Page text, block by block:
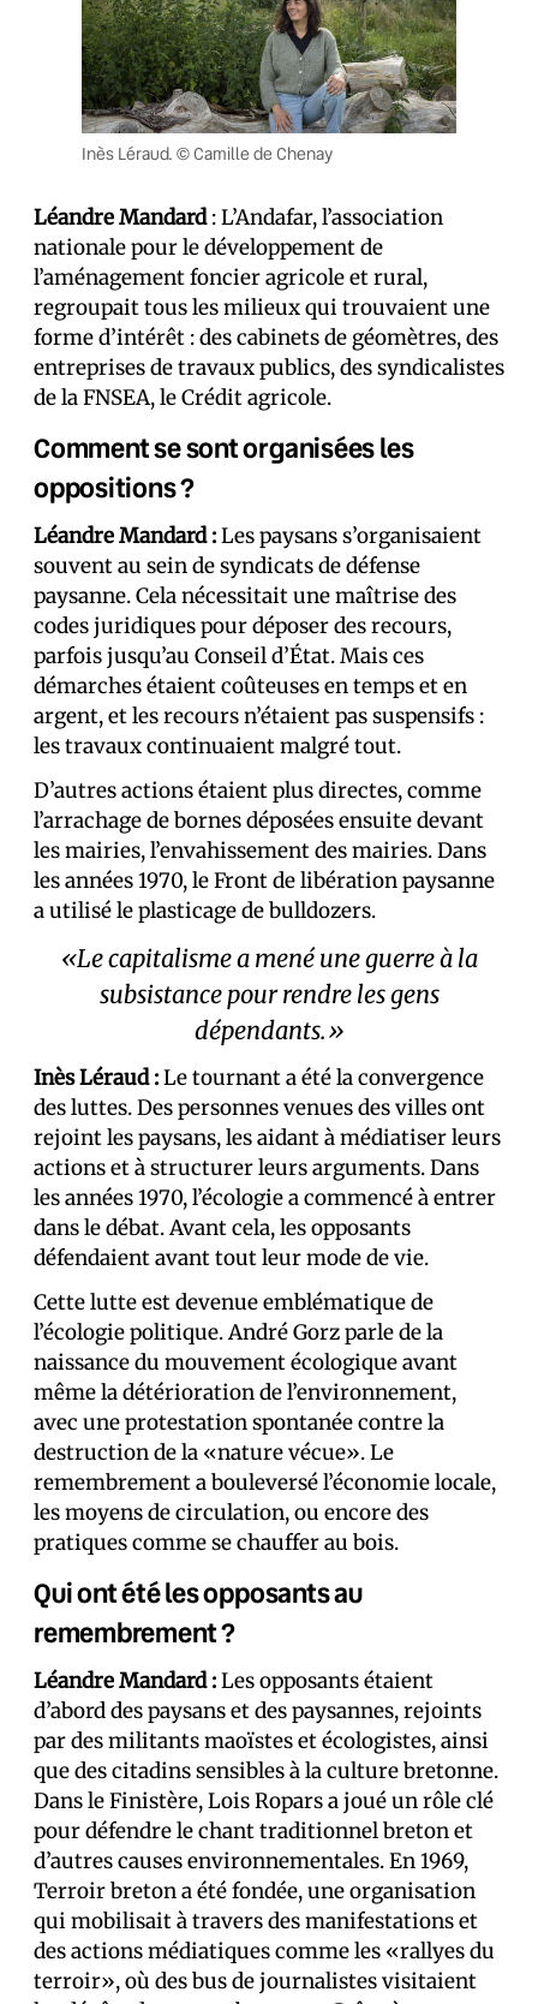
Inès Léraud. © Camille de Chenay
Léandre Mandard: L’Andafar, l’association
nationale pour le développement de
l’aménagement foncier agricole et rural,
regroupait tous les milieux qui trouvaient une
forme d’intérêt : des cabinets de géomètres, des
entreprises de travaux publics, des syndicalistes
de la FNSEA, le Crédit agricole.
Comment se sont organisées les
oppositions ?
Léandre Mandard :Les paysans s’organisaient
souvent au sein de syndicats de défense
paysanne. Cela nécessitait une maîtrise des
codes juridiques pour déposer des recours,
parfois jusqu’au Conseil d’État. Mais ces
démarches étaient coûteuses en temps et en
argent, et les recours n’étaient pas suspensifs :
les travaux continuaient malgré tout.
D’autres actions étaient plus directes, comme
l’arrachage de bornes déposées ensuite devant
les mairies, l’envahissement des mairies. Dans
les années 1970, le Front de libération paysanne
a utilisé le plasticage de bulldozers.
«Le capitalisme a mené une guerre à la
subsistance pour rendre les gens
dépendants.»
Inès Léraud :Le tournant a été la convergence
des luttes. Des personnes venues des villes ont
rejoint les paysans, les aidant à médiatiser leurs
actions et à structurer leurs arguments. Dans
les années 1970, l’écologie a commencé à entrer
dans le débat. Avant cela, les opposants
défendaient avant tout leur mode de vie.
Cette lutte est devenue emblématique de
l’écologie politique. André Gorz parle de la
naissance du mouvement écologique avant
même la détérioration de l’environnement,
avec une protestation spontanée contre la
destruction de la «nature vécue». Le
remembrement a bouleversé l’économie locale,
les moyens de circulation, ou encore des
pratiques comme se chauffer au bois.
Qui ont été les opposants au
remembrement ?
Léandre Mandard :Les opposants étaient
d’abord des paysans et des paysannes, rejoints
par des militants maoïstes et écologistes, ainsi
que des citadins sensibles à la culture bretonne.
Dans le Finistère, Lois Ropars a joué un rôle clé
pour défendre le chant traditionnel breton et
d’autres causes environnementales. En 1969,
Terroir breton a été fondée, une organisation
qui mobilisait à travers des manifestations et
des actions médiatiques comme les «rallyes du
terroir», où des bus de journalistes visitaient